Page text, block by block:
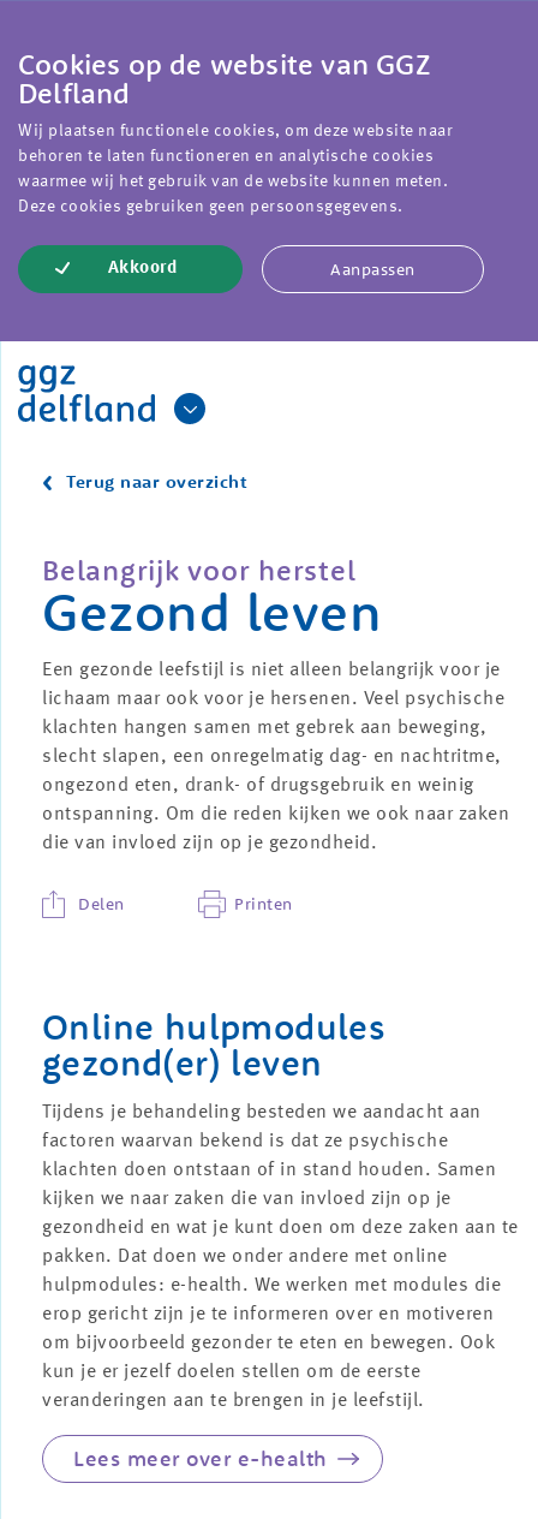
Cookies op de website van GGZ
Delfland
Wij plaatsen functionele cookies, om deze website naar
behoren te laten functioneren en analytische cookies
waarmee wij het gebruik van de website kunnen meten.
Deze cookies gebruiken geen persoonsgegevens.
Akkoord Aanpassen
Terug naar overzicht
Belangrijk voor herstel
Gezond leven
Een gezonde leefstijl is niet alleen belangrijk voor je
lichaam maar ook voor je hersenen. Veel psychische
klachten hangen samen met gebrek aan beweging,
slecht slapen, een onregelmatig dag- en nachtritme,
ongezond eten, drank- of drugsgebruik en weinig
ontspanning. Om die reden kijken we ook naar zaken
die van invloed zijn op je gezondheid.
Printen
Delen
Online hulpmodules
gezond(er) leven
Tijdens je behandeling besteden we aandacht aan
factoren waarvan bekend is dat ze psychische
klachten doen ontstaan of in stand houden. Samen
kijken we naar zaken die van invloed zijn op je
gezondheid en wat je kunt doen om deze zaken aan te
pakken. Dat doen we onder andere met online
hulpmodules: e-health. We werken met modules die
erop gericht zijn je te informeren over en motiveren
om bijvoorbeeld gezonder te eten en bewegen. Ook
kun je er jezelf doelen stellen om de eerste
veranderingen aan te brengen in je leefstijl.
Lees meer over e-health